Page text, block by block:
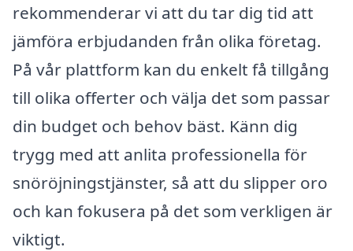
rekommenderar vi att du tar dig tid att
jämföra erbjudanden från olika företag.
På vår plattform kan du enkelt få tillgång
till olika offerter och välja det som passar
din budget och behov bäst. Känn dig
trygg med att anlita professionella för
snöröjningstjänster, så att du slipper oro
och kan fokusera på det som verkligen är
viktigt.